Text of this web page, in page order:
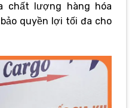
chất lượng hàng hóa
quyền lợi tối đa cho